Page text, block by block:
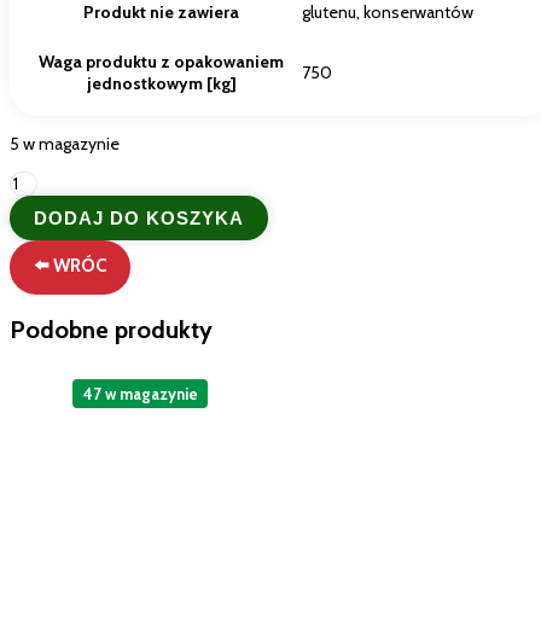
Produkt nie zawiera glutenu, konserwantów
Waga produktu z opakowaniem
jednostkowym [kg]
750
5 w magazynie
ilość
La
Fiammante
Pomodorini
a
Pacchetella
Pomidorki
Gourmet
DODAJ DO KOSZYKA
⬅️ WRÓC
Podobne produkty
47 w magazynie